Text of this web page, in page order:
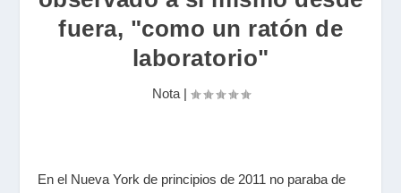
fuera, "como un ratón de
laboratorio"
Nota|
En el Nueva York de principios de 2011 no paraba de